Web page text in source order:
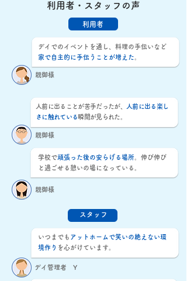
スタッフ
学校で頑張った後の安らげる場所 。伸び伸び
と過ごせる憩いの場になっている。
デイでのイベントを通し、料理の手伝いなど
家で自主的に手伝うことが増えた
人前に出ることが苦手だったが、
人前に出る楽し
さに触れている瞬間が見られた。
いつまでも アットホームで笑いの絶えない環
境作り を心がけています。
親御様
親御様
デイ管理者 Y
親御様
利用者
利用者・スタッフの声